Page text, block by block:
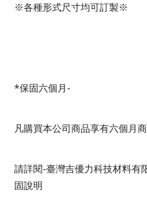
※各種形式尺寸均可訂製※
*保固六個月-
凡購買本公司商品享有六個月
請詳閱-臺灣吉優力科技材料有
固說明